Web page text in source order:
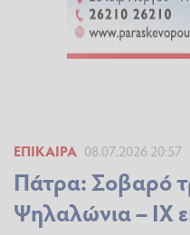
ΕΠΊΚΑΙΡΑ 08.07.2026 20:57
Πάτρα: Σοβαρό
Ψηλαλώνια – ΙΧ